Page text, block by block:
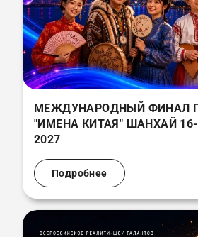
МЕЖДУНАРОДНЫЙ ФИНАЛ
"ИМЕНА КИТАЯ" ШАНХАЙ
2027
Подробнее